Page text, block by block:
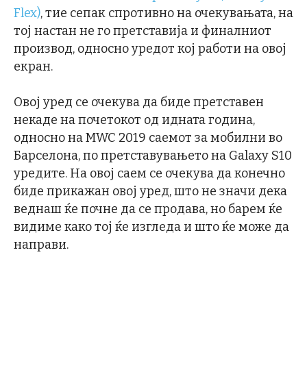
Flex), тие сепак спротивно на очекувањата, на
тој настан не го претставија и финалниот
производ, односно уредот кој работи на овој
екран.
Овој уред се очекува да биде претставен
некаде на почетокот од идната година,
односно на MWC 2019 саемот за мобилни во
Барселона, по претставувањето на Galaxy S10
уредите. На овој саем се очекува да конечно
биде прикажан овој уред, што не значи дека
веднаш ќе почне да се продава, но барем ќе
видиме како тој ќе изгледа и што ќе може да
направи.